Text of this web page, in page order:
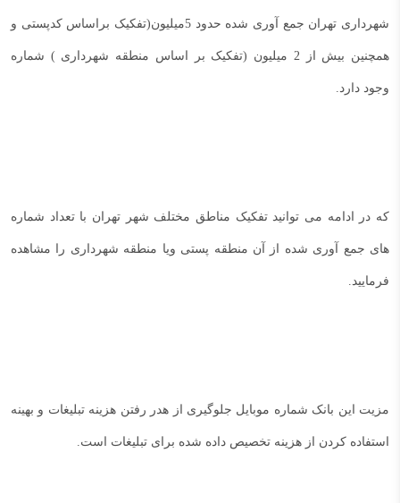
شهرداری تهران جمع آوری شده حدود 5میلیون(تفکیک براساس کدپستی و
همچنین بیش از 2 میلیون (تفکیک بر اساس منطقه شهرداری ) شماره
وجود دارد.
که در ادامه می توانید تفکیک مناطق مختلف شهر تهران با تعداد شماره
های جمع آوری شده از آن منطقه پستی ویا منطقه شهرداری را مشاهده
فرمایید.
مزیت این بانک شماره موبایل جلوگیری از هدر رفتن هزینه تبلیغات و بهینه
استفاده کردن از هزینه تخصیص داده شده برای تبلیغات است.